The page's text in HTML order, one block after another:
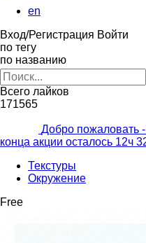
en
Вход/Регистрация Войти
по тегу
по названию
Всего лайков
171565
Добро пожаловать
конца акции осталось 12ч
Текстуры
Окружение
Free